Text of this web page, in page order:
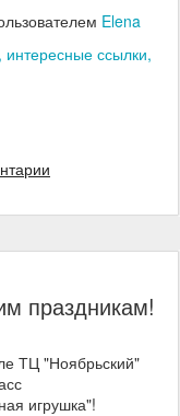
Elena
интересные ссылки
праздникам!
ТЦ "Ноябрьский"